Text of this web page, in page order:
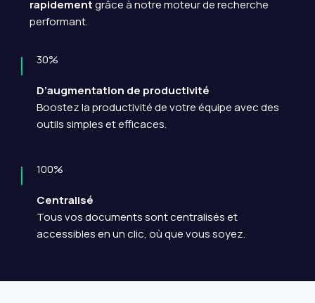
rapidementgrâce à notre moteur de recherche
performant.
30%
D’augmentation de productivité
Boostez la productivité de votre équipe avec des
outils simples et efficaces.
100%
Centralisé
Tous vos documents sont centralisés et
accessibles en un clic, où que vous soyez.